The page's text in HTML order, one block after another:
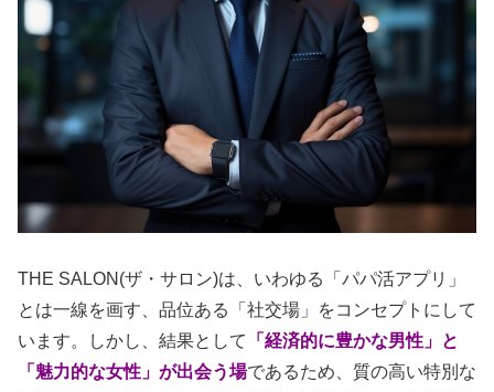
THE SALON(ザ・サロン)は、いわゆる「パパ活アプリ」
とは一線を画す、品位ある「社交場」をコンセプトにして
います。しかし、結果として
「経済的に豊かな男性」と
「魅力的な女性」が出会う場であるため、質の高い特別な